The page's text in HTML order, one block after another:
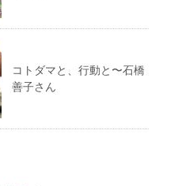
コトダマと、行動と〜石橋
善子さん